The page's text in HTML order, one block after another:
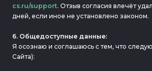
cs.ru/support. Отзыв согласия влечёт
дней, если иное не установлено законом.
6. Общедоступные данные:
Я осознаю и соглашаюсь с тем, что
Сайта):